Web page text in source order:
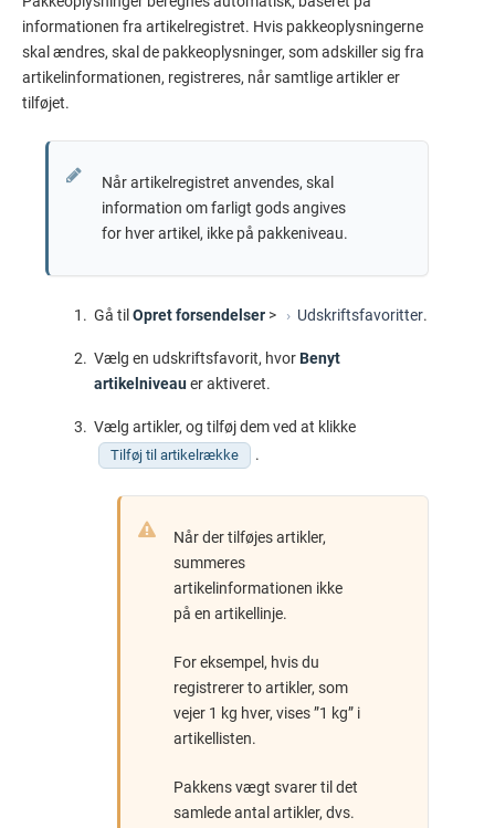
informationen fra artikelregistret. Hvis pakkeoplysningerne
skal ændres, skal de pakkeoplysninger, som adskiller sig fra
artikelinformationen, registreres, når samtlige artikler er
tilføjet.
Når artikelregistret anvendes, skal
information om farligt gods angives
for hver artikel, ikke på pakkeniveau.
Gå tilOpret forsendelser > Udskriftsfavoritter.
Vælg en udskriftsfavorit, hvorBenyt
artikelniveauer aktiveret.
Vælg artikler, og tilføj dem ved at klikke
Tilføj til artikelrække .
Når der tilføjes artikler,
summeres
artikelinformationen ikke
på en artikellinje.
For eksempel, hvis du
registrerer to artikler, som
vejer 1 kg hver, vises ”1 kg” i
artikellisten.
Pakkens vægt svarer til det
samlede antal artikler, dvs.